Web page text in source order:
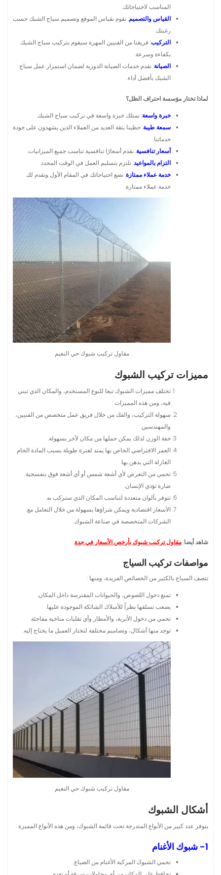
المناسب لاحتياجاتك.
القياس والتصميم: نقوم بقياس الموقع وتصميم سياج الشبك حسب
رغبتك.
التركيب: فريقنا من الفنيين المهرة سيقوم بتركيب سياج الشبك
بكفاءة وسرعة.
الصيانة: نقدم خدمات الصيانة الدورية لضمان استمرار عمل سياج
الشبك بأفضل أداء.
لماذا تختار مؤسسة احتراف الظل؟
خبرة واسعة: نمتلك خبرة واسعة في تركيب سياج الشبك.
سمعة طيبة: حظينا بثقة العديد من العملاء الذين يشهدون على جودة
خدماتنا.
أسعار تنافسية: نقدم أسعارًا تنافسية تناسب جميع الميزانيات.
التزام بالمواعيد: نلتزم بتسليم العمل في الوقت المحدد.
خدمة عملاء ممتازة: نضع احتياجاتك في المقام الأول ونقدم لك
خدمة عملاء ممتازة.
مقاول تركيب شبوك حي النعيم
مميزات تركيب الشبوك
تختلف مميزات الشبوك تبعا للنوع المستخدم، والمكان الذي تبني
فيه، ومن هذه المميزات :
سهولة التركيب، والفك من خلال فريق عمل متخصص من الفنيين،
والمهندسين.
خفة الوزن لذلك يمكن حملها من مكان لآخر بسهولة.
العمر الافتراضي الخاص بها يمتد لفترة طويلة بسبب المادة الخام
العازلة التي يدهن بها.
تحمي من التعرض لأي أشعة شمس أو أي أشعة فوق بنفسجية
ضارة تؤذي الإنسان.
تتوفر بألوان متعددة لتناسب المكان الذي ستركب به.
الأسعار اقتصادية ويمكن شراؤها بسهولة من خلال التعامل مع
الشركات المتخصصة في صناعة الشبوك.
شاهد أيضا:مقاول تركيب شبوك بأرخص الأسعار في جدة.
مواصفات تركيب السياج
تتصف السياج بالكثير من الخصائص الفريدة، ومنها :
تمنع دخول اللصوص، والحيوانات المفترسة داخل المكان.
يصعب تسلقها نظراً للأسلاك الشائكة الموجودة عليها.
تحمي من دخول الأتربة، والأمطار وأي تقلبات مناخية مفاجئة.
توجد منها أشكال، وتصاميم مختلفة لتختار العميل ما يحتاج إليه.
مقاول تركيب شبوك حي النعيم
أشكال الشبوك
يتوفر عدد كبير من الأنواع المتدرجة تحت قائمة الشبوك، ومن هذه الأنواع المميزة :
1- شبوك الأغنام
تحمي الشبوك المركبة الأغنام من الضياع.